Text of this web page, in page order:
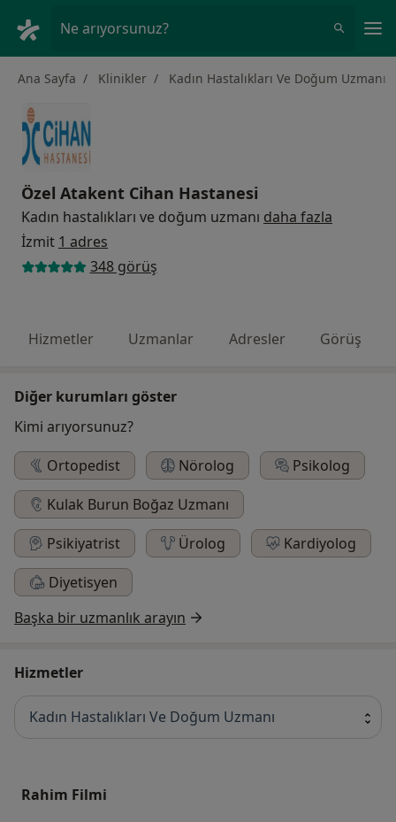
Ne arıyorsunuz?
Ana Sayfa Klinikler Kadın Hastalıkları Ve Doğum Uzmanı
Özel Atakent Cihan Hastanesi
Kadın hastalıkları ve doğum uzmanı daha fazla
İzmit 1 adres
348 görüş
Hizmetler Uzmanlar Adresler Görüş
Diğer kurumları göster
Kimi arıyorsunuz?
Ortopedist
Nörolog
Psikolog
Kulak Burun Boğaz Uzmanı
Psikiyatrist
Ürolog
Kardiyolog
Diyetisyen
Başka bir uzmanlık arayın
Hizmetler
Kadın Hastalıkları Ve Doğum Uzmanı
Rahim Filmi